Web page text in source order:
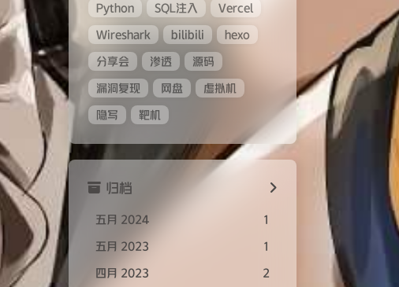
Python SQL注入
Vercel
Wireshark
bilibili
hexo
分享会
渗透
源码
漏洞复现
网盘
虚拟机
隐写
靶机
归档
五月 2024
1
五月 2023
1
四月 2023
2